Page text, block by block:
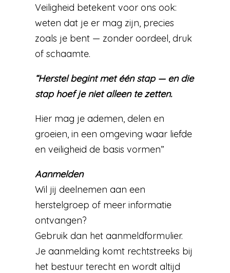
Veiligheid betekent voor ons ook:
weten dat je er mag zijn, precies
zoals je bent — zonder oordeel, druk
of schaamte.
“Herstel begint met één stap — en die
stap hoef je niet alleen te zetten.
Hier mag je ademen, delen en
groeien, in een omgeving waar liefde
en veiligheid de basis vormen”
Aanmelden
Wil jij deelnemen aan een
herstelgroep of meer informatie
ontvangen?
Gebruik dan het aanmeldformulier.
Je aanmelding komt rechtstreeks bij
het bestuur terecht en wordt altijd